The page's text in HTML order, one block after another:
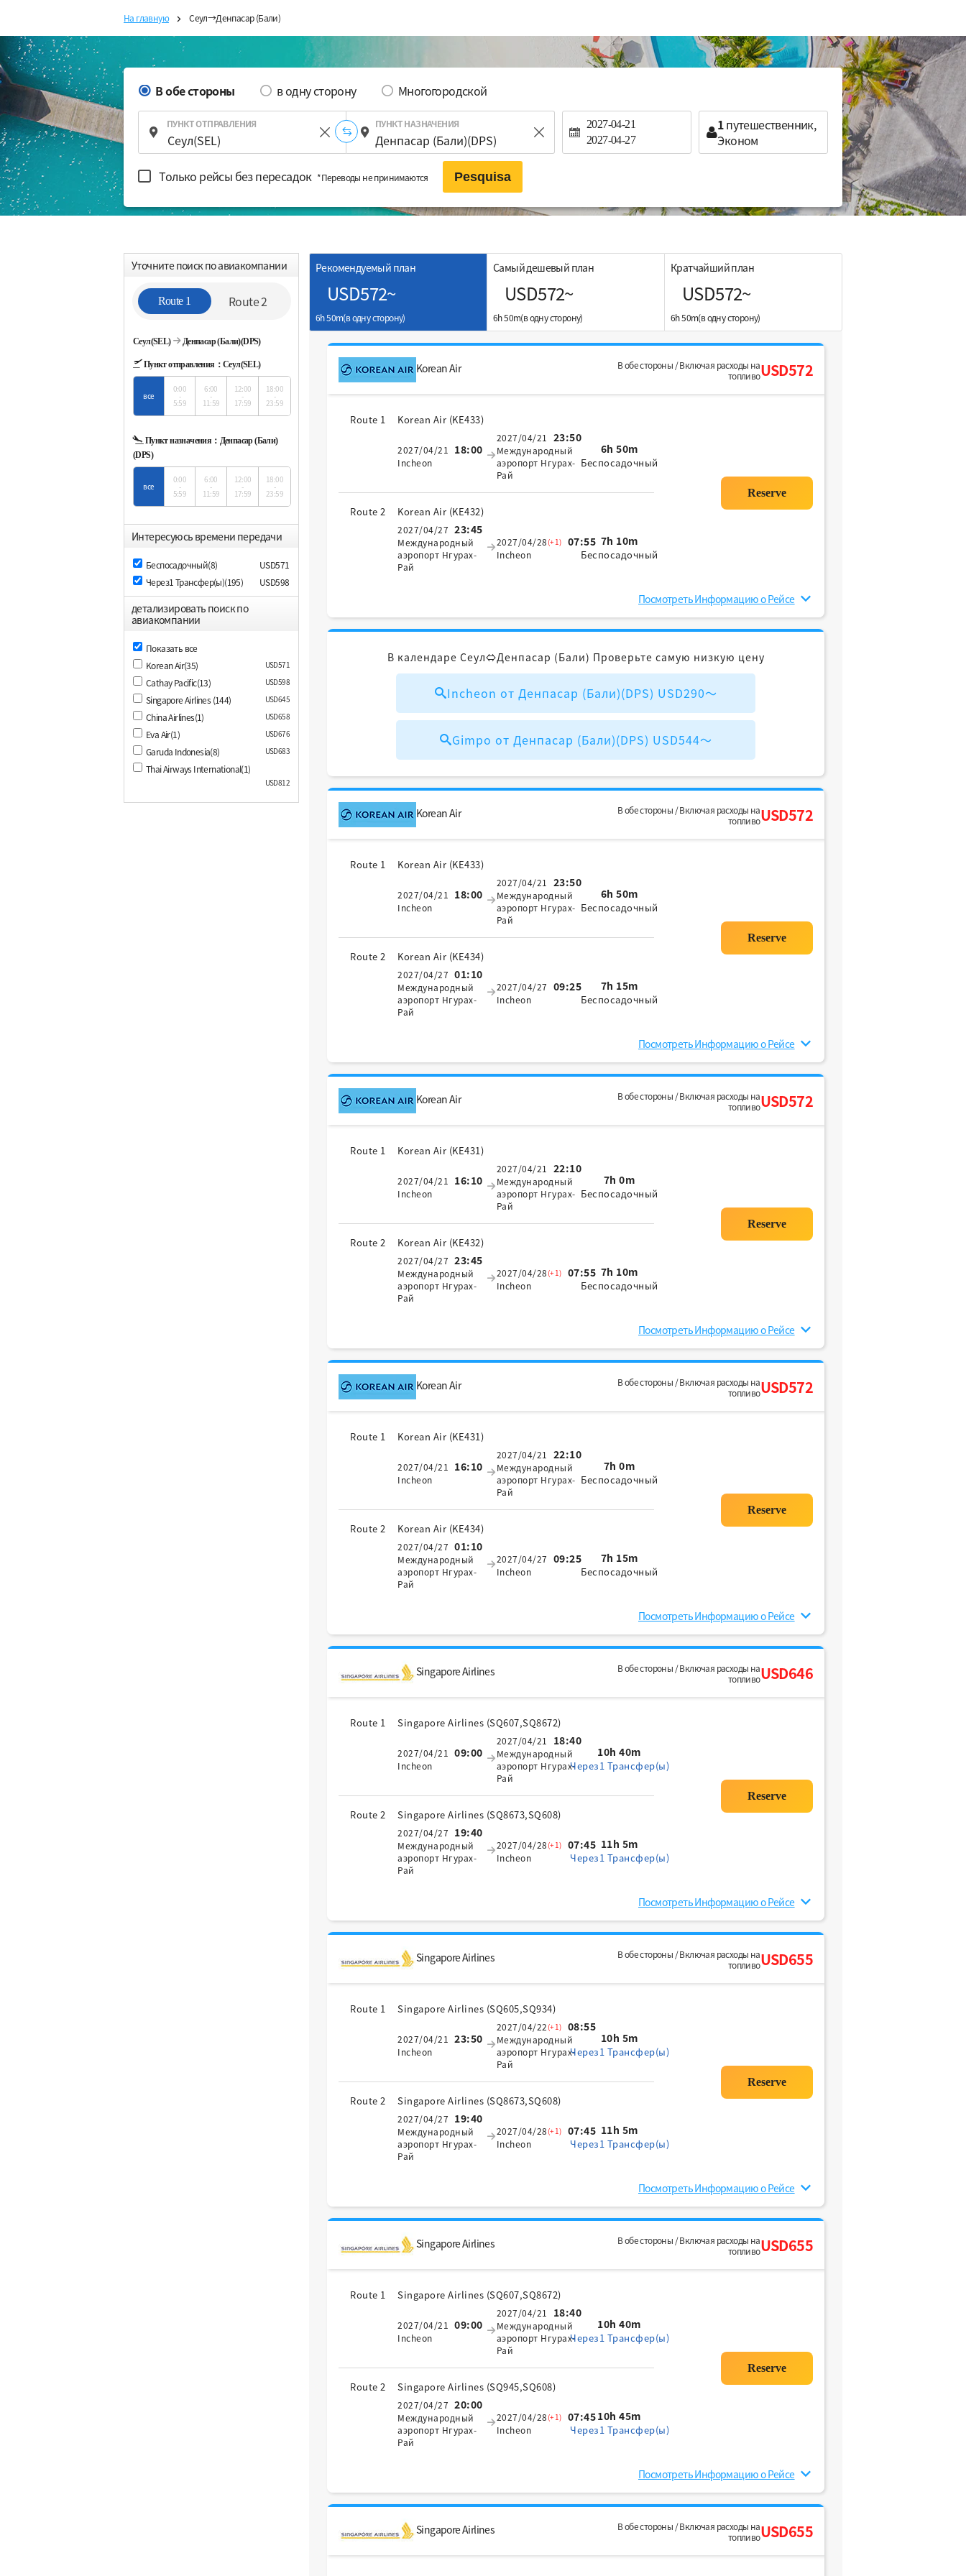
На главную Сеул→Денпасар (Бали)
В обе стороны в одну сторону Многогородской
ПУНКТ ОТПРАВЛЕНИЯ ПУНКТ НАЗНАЧЕНИЯ 2027-04-21
2027-04-27
1путешественник,
Эконом
Только рейсы без пересадок *Переводы не принимаются Pesquisa
Уточните поиск по авиакомпании
Route 1 Route 2
Сеул(SEL) Денпасар (Бали)(DPS)
Пункт отправления：Сеул(SEL)
все
0:00
-
5:59
6:00
-
11:59
12:00
-
17:59
18:00
-
23:59
Пункт назначения： Денпасар (Бали)
(DPS)
все
0:00
-
5:59
6:00
-
11:59
12:00
-
17:59
18:00
-
23:59
Интересуюсь времени передачи
Беспосадочный(8)
USD571
Через1 Трансфер(ы)(195)
USD598
детализировать поиск по
авиакомпании
Показать все
Korean Air(35)
USD571
Cathay Pacific(13) USD598
Singapore Airlines (144) USD645
China Airlines(1) USD658
Eva Air(1) USD676
Garuda Indonesia(8) USD683
Thai Airways International(1)
USD812
Рекомендуемый план
USD572~
6h 50m(в одну сторону)
Самый дешевый план
USD572~
6h 50m(в одну сторону)
Кратчайший план
USD572~
6h 50m(в одну сторону)
Korean Air
В обе стороны / Включая расходы на
топливоUSD572
Route 1 Korean Air (KE433)
2027/04/21 18:00
Incheon
2027/04/21 23:50
Международный
аэропорт Нгурах-
Рай
6h 50m
Беспосадочный
Route 2 Korean Air (KE432)
2027/04/27 23:45
Международный
аэропорт Нгурах-
Рай
2027/04/28 (+1) 07:55
Incheon
7h 10m
Беспосадочный
Посмотреть Информацию о Рейсе
В календаре Сеул⇔Денпасар (Бали) Проверьте самую низкую цену
Incheon от Денпасар (Бали)(DPS) USD290～
Gimpo от Денпасар (Бали)(DPS) USD544～
Korean Air
В обе стороны / Включая расходы на
топливоUSD572
Route 1 Korean Air (KE433)
2027/04/21 18:00
Incheon
2027/04/21 23:50
Международный
аэропорт Нгурах-
Рай
6h 50m
Беспосадочный
Route 2 Korean Air (KE434)
2027/04/27 01:10
Международный
аэропорт Нгурах-
Рай
2027/04/27 09:25
Incheon
7h 15m
Беспосадочный
Посмотреть Информацию о Рейсе
Korean Air
В обе стороны / Включая расходы на
топливоUSD572
Route 1 Korean Air (KE431)
2027/04/21 16:10
Incheon
2027/04/21 22:10
Международный
аэропорт Нгурах-
Рай
7h 0m
Беспосадочный
Route 2 Korean Air (KE432)
2027/04/27 23:45
Международный
аэропорт Нгурах-
Рай
2027/04/28 (+1) 07:55
Incheon
7h 10m
Беспосадочный
Посмотреть Информацию о Рейсе
Korean Air
В обе стороны / Включая расходы на
топливоUSD572
Route 1 Korean Air (KE431)
2027/04/21 16:10
Incheon
2027/04/21 22:10
Международный
аэропорт Нгурах-
Рай
7h 0m
Беспосадочный
Route 2 Korean Air (KE434)
2027/04/27 01:10
Международный
аэропорт Нгурах-
Рай
2027/04/27 09:25
Incheon
7h 15m
Беспосадочный
Посмотреть Информацию о Рейсе
Singapore Airlines
В обе стороны / Включая расходы на
топливоUSD646
Route 1 Singapore Airlines (SQ607,SQ8672)
2027/04/21 09:00
Incheon
2027/04/21 18:40
Международный
аэропорт Нгурах-
Рай
10h 40m
Через1 Трансфер(ы)
Route 2 Singapore Airlines (SQ8673,SQ608)
2027/04/27 19:40
Международный
аэропорт Нгурах-
Рай
2027/04/28 (+1) 07:45
Incheon
11h 5m
Через1 Трансфер(ы)
Посмотреть Информацию о Рейсе
Singapore Airlines
В обе стороны / Включая расходы на
топливоUSD655
Route 1 Singapore Airlines (SQ605,SQ934)
2027/04/21 23:50
Incheon
2027/04/22 (+1) 08:55
Международный
аэропорт Нгурах-
Рай
10h 5m
Через1 Трансфер(ы)
Route 2 Singapore Airlines (SQ8673,SQ608)
2027/04/27 19:40
Международный
аэропорт Нгурах-
Рай
2027/04/28 (+1) 07:45
Incheon
11h 5m
Через1 Трансфер(ы)
Посмотреть Информацию о Рейсе
Singapore Airlines
В обе стороны / Включая расходы на
топливоUSD655
Route 1 Singapore Airlines (SQ607,SQ8672)
2027/04/21 09:00
Incheon
2027/04/21 18:40
Международный
аэропорт Нгурах-
Рай
10h 40m
Через1 Трансфер(ы)
Route 2 Singapore Airlines (SQ945,SQ608)
2027/04/27 20:00
Международный
аэропорт Нгурах-
Рай
2027/04/28 (+1) 07:45
Incheon
10h 45m
Через1 Трансфер(ы)
Посмотреть Информацию о Рейсе
Singapore Airlines
В обе стороны / Включая расходы на
топливоUSD655